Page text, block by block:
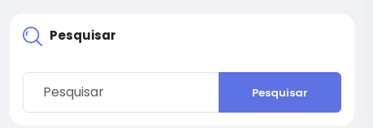
Pesquisar
Pesquisar